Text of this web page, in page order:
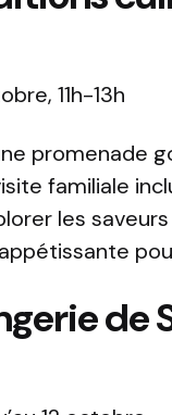
11h-13h
promenade
familiale
les
de